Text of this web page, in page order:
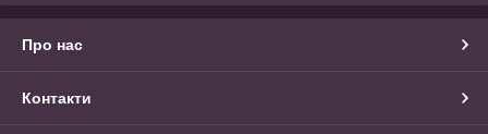
Про нас
Контакти